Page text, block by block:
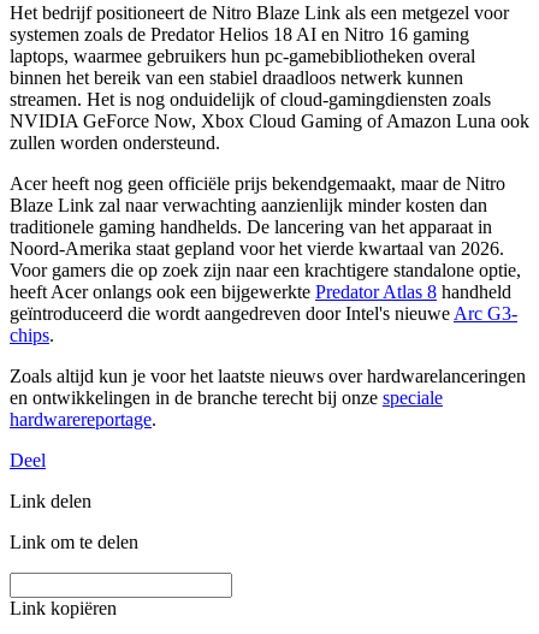
Het bedrijf positioneert de Nitro Blaze Link als een metgezel voor
systemen zoals de Predator Helios 18 AI en Nitro 16 gaming
laptops, waarmee gebruikers hun pc-gamebibliotheken overal
binnen het bereik van een stabiel draadloos netwerk kunnen
streamen. Het is nog onduidelijk of cloud-gamingdiensten zoals
NVIDIA GeForce Now, Xbox Cloud Gaming of Amazon Luna ook
zullen worden ondersteund.
Acer heeft nog geen officiële prijs bekendgemaakt, maar de Nitro
Blaze Link zal naar verwachting aanzienlijk minder kosten dan
traditionele gaming handhelds. De lancering van het apparaat in
Noord-Amerika staat gepland voor het vierde kwartaal van 2026.
Voor gamers die op zoek zijn naar een krachtigere standalone optie,
heeft Acer onlangs ook een bijgewerkte Predator Atlas 8 handheld
geïntroduceerd die wordt aangedreven door Intel's nieuwe Arc G3-
chips.
Zoals altijd kun je voor het laatste nieuws over hardwarelanceringen
en ontwikkelingen in de branche terecht bij onze speciale
hardwarereportage.
Deel
Link delen
Link om te delen
Link kopiëren